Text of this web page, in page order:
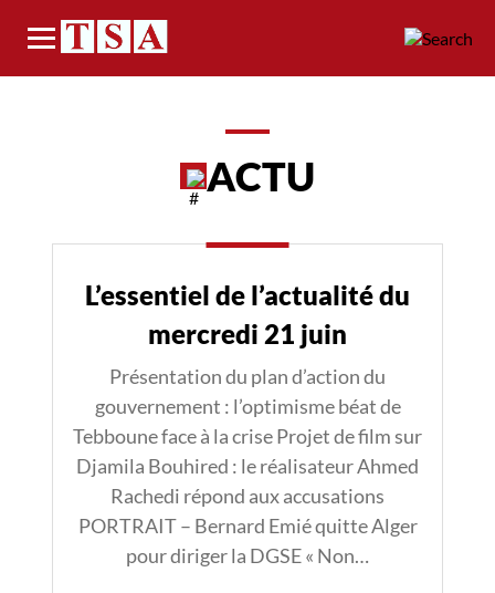
Menu
ACTU
L’essentiel de l’actualité du
mercredi 21 juin
Présentation du plan d’action du
gouvernement : l’optimisme béat de
Tebboune face à la crise Projet de film sur
Djamila Bouhired : le réalisateur Ahmed
Rachedi répond aux accusations
PORTRAIT – Bernard Emié quitte Alger
pour diriger la DGSE « Non…